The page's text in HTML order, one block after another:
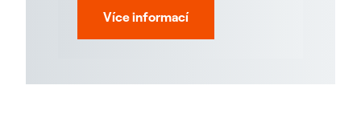
Více informací